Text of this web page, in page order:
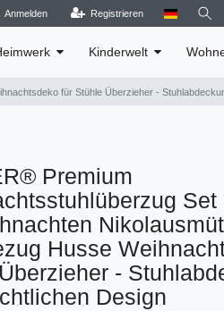
Anmelden Registrieren
Kinderwelt
für Stühle Überzieher -
Premium
Set
Husse
-
Design